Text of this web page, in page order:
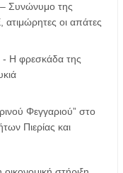
Συνώνυμο της
οι απάτες
- Η φρεσκάδα της
Φεγγαριού” στο
Πιερίας και